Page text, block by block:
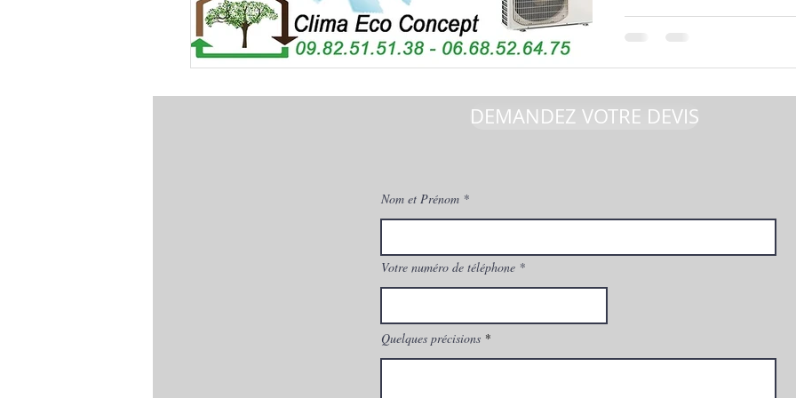
Mitsubishi
DEMANDEZ VOTRE DEVIS
Nom et Prénom
Votre numéro de téléphone
Quelques précisions